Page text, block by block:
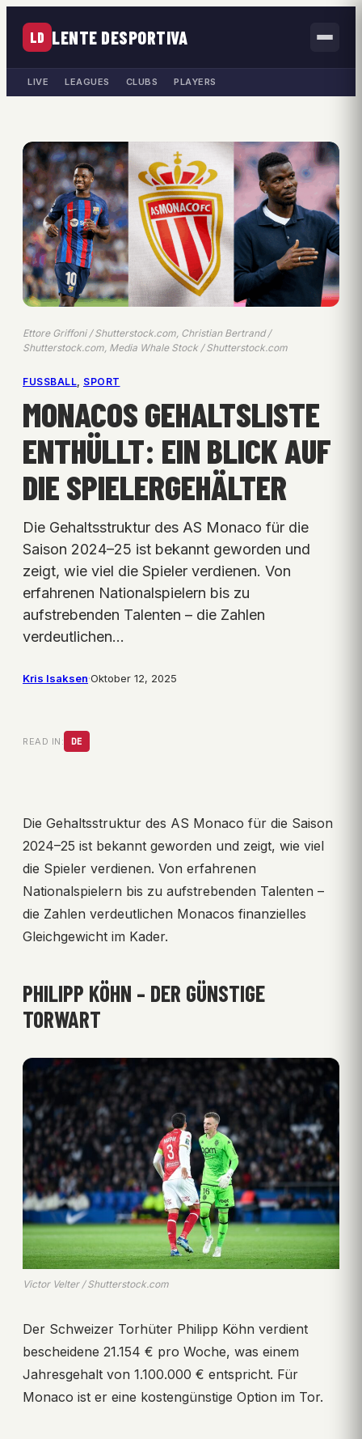
LD LENTE DESPORTIVA
LIVE LEAGUES CLUBS PLAYERS
Ettore Griffoni / Shutterstock.com, Christian Bertrand /
Shutterstock.com, Media Whale Stock / Shutterstock.com
FUSSBALL , SPORT
MONACOS GEHALTSLISTE
ENTHÜLLT: EIN BLICK AUF
DIE SPIELERGEHÄLTER
Die Gehaltsstruktur des AS Monaco für die
Saison 2024–25 ist bekannt geworden und
zeigt, wie viel die Spieler verdienen. Von
erfahrenen Nationalspielern bis zu
aufstrebenden Talenten – die Zahlen
verdeutlichen…
Kris Isaksen·Oktober 12, 2025
READ IN: DE
Die Gehaltsstruktur des AS Monaco für die Saison
2024–25 ist bekannt geworden und zeigt, wie viel
die Spieler verdienen. Von erfahrenen
Nationalspielern bis zu aufstrebenden Talenten –
die Zahlen verdeutlichen Monacos finanzielles
Gleichgewicht im Kader.
PHILIPP KÖHN – DER GÜNSTIGE
TORWART
Victor Velter / Shutterstock.com
Der Schweizer Torhüter Philipp Köhn verdient
bescheidene 21.154 € pro Woche, was einem
Jahresgehalt von 1.100.000 € entspricht. Für
Monaco ist er eine kostengünstige Option im Tor.